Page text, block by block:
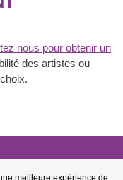
nous pour obtenir un
des artistes ou
meilleure expérience de